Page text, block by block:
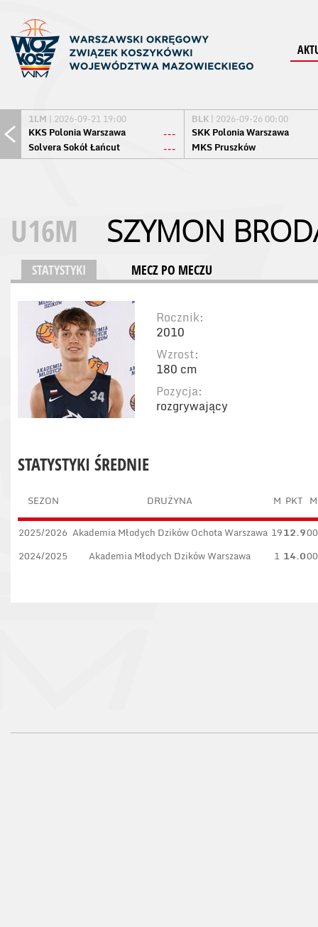
1LM | 2026-09-21 19:00
KKS Polonia Warszawa
---
Solvera Sokół Łańcut
---
BLK | 2026-09-26 00:00
SKK Polonia Warszawa
MKS Pruszków
U16M SZYMON
STATYSTYKI MECZ PO MECZU
Rocznik:
2010
Wzrost:
180 cm
Pozycja:
rozgrywający
STATYSTYKI ŚREDNIE
SEZON DRUŻYNA M PKT
2025/2026 Akademia Młodych Dzików Ochota Warszawa 1912.9
2024/2025
Akademia Młodych Dzików Warszawa 1 14.0